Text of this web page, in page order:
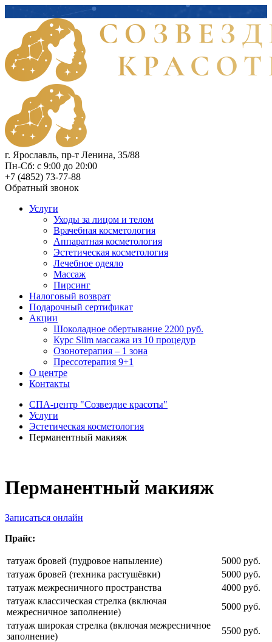
г. Ярославль, пр-т Ленина, 35/88
Пн-Сб: с 9:00 до 20:00
+7 (4852) 73-77-88
Обратный звонок
Услуги
Уходы за лицом и телом
Врачебная косметология
Аппаратная косметология
Эстетическая косметология
Лечебное одеяло
Массаж
Пирсинг
Налоговый возврат
Подарочный сертификат
Акции
Шоколадное обертывание 2200 руб.
Курс Slim массажа из 10 процедур
Озонотерапия – 1 зона
Прессотерапия 9+1
О центре
Контакты
СПА-центр "Созвездие красоты"
Услуги
Эстетическая косметология
Перманентный макияж
Перманентный макияж
Записаться онлайн
Прайс:
татуаж бровей (пудровое напыление)
5000 руб.
татуаж бровей (техника растушёвки)
5000 руб.
татуаж межресничного пространства
4000 руб.
татуаж классическая стрелка (включая
межресничное заполнение)
5000 руб.
татуаж широкая стрелка (включая межресничное
заполнение)
5500 руб.